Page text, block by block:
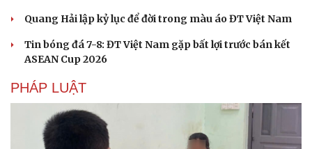
Sức khỏe
Dinh dưỡng - món ngon
Đời sống
Nhà đẹp
Quang Hải lập kỷ lục để đời trong màu áo ĐT Việt Nam
Tin bóng đá 7-8: ĐT Việt Nam gặp bất lợi trước bán kết
ASEAN Cup 2026
PHÁP LUẬT